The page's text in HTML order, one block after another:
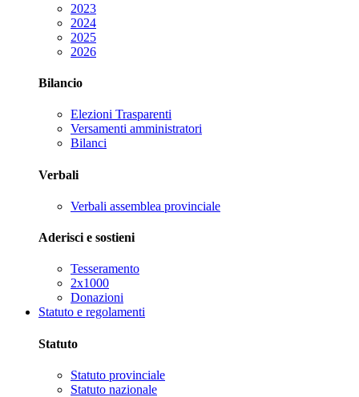
2023
2024
2025
2026
Bilancio
Elezioni Trasparenti
Versamenti amministratori
Bilanci
Verbali
Verbali assemblea provinciale
Aderisci e sostieni
Tesseramento
2x1000
Donazioni
Statuto e regolamenti
Statuto
Statuto provinciale
Statuto nazionale